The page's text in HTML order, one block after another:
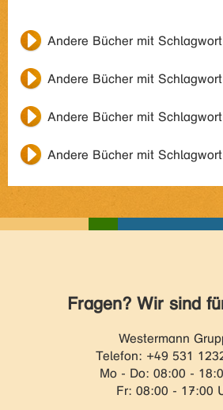
Andere Bücher mit Schlagwort
Andere Bücher mit Schlagwort
Andere Bücher mit Schlagwort
Andere Bücher mit Schlagwort